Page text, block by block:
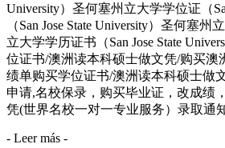
University）圣何塞州立大学学位证（
（San Jose State University）圣何塞
立大学学历证书（San Jose State
位证书/澳洲读本科硕士做文凭/购买澳
绩单购买学位证书/澳洲读本科硕士做
申请,名校保录，购买毕业证，改成绩
凭(世界名校一对一专业服务）录取通
- Leer más -